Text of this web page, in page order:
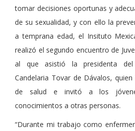
tomar decisiones oportunas y
de su sexualidad, y con ello la
a temprana edad, el Insituto
realizó el segundo encuentro de
al que asistió la presidenta
Candelaria Tovar de Dávalos,
de salud e invitó a los
conocimientos a otras personas.
“Durante mi trabajo como